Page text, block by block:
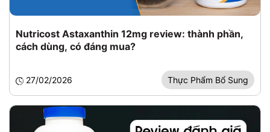
Nutricost Astaxanthin 12mg review: thành phần,
cách dùng, có đáng mua?
27/02/2026 Thực Phẩm Bổ Sung